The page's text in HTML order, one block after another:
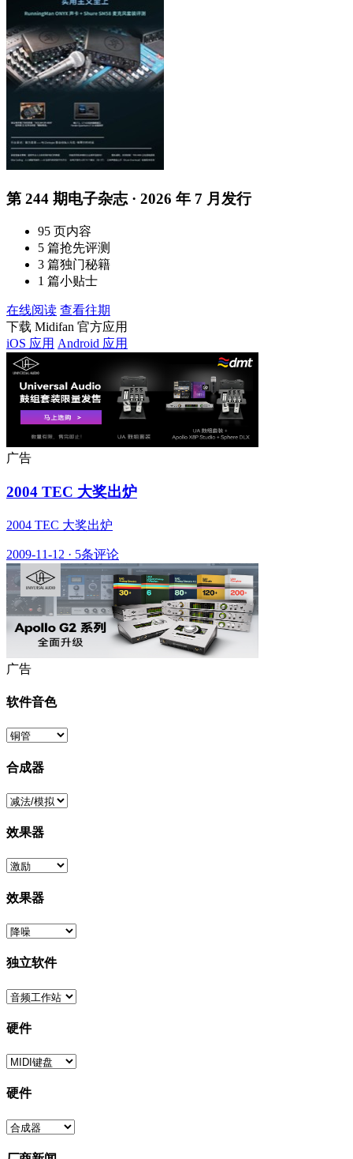
第 244 期电子杂志 · 2026 年 7 月发行
95 页内容
5 篇抢先评测
3 篇独门秘籍
1 篇小贴士
在线阅读 查看往期
下载 Midifan 官方应用
iOS 应用 Android 应用
广告
2004 TEC 大奖出炉
2004 TEC 大奖出炉
2009-11-12 · 5条评论
广告
软件音色
合成器
效果器
效果器
独立软件
硬件
硬件